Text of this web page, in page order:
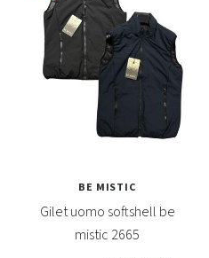
BE MISTIC
Gilet uomo softshell be
mistic 2665